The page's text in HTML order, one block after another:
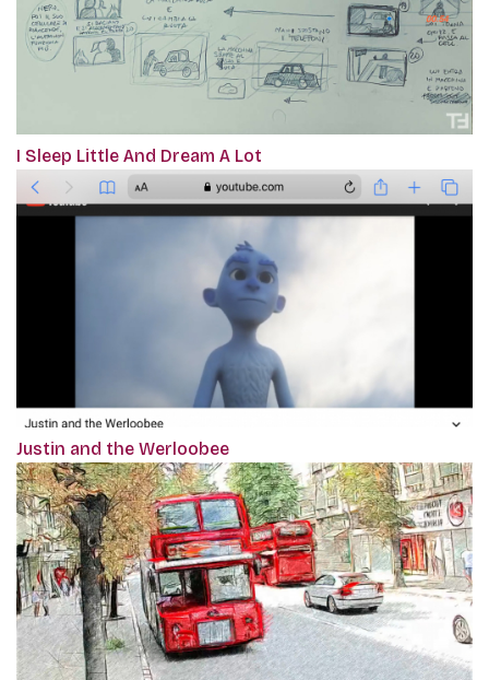
I Sleep Little And Dream A Lot
Justin and the Werloobee